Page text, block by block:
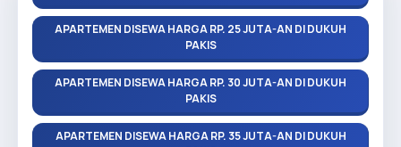
APARTEMEN DISEWA HARGA RP. 25 JUTA-AN DI DUKUH
PAKIS
APARTEMEN DISEWA HARGA RP. 30 JUTA-AN DI DUKUH
PAKIS
APARTEMEN DISEWA HARGA RP. 35 JUTA-AN DI DUKUH